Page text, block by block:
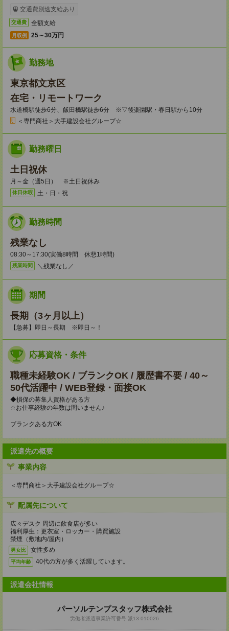
交通費別途支給あり
交通費 全額支給
月収例 25～30万円
勤務地
東京都文京区
在宅・リモートワーク
水道橋駅徒歩6分、飯田橋駅徒歩6分 ※▽後楽園駅・春日駅から10分
＜専門商社＞大手建設会社グループ☆
勤務曜日
土日祝休
月～金（週5日） ※土日祝休み
休日休暇 土・日・祝
勤務時間
残業なし
08:30～17:30(実働8時間 休憩1時間)
残業時間 ＼残業なし／
期間
長期（3ヶ月以上）
【急募】即日～長期 ※即日～！
応募資格・条件
職種未経験OK / ブランクOK / 履歴書不要 / 40～
50代活躍中 / WEB登録・面接OK
◆損保の募集人資格がある方
☆お仕事経験の年数は問いません♪
ブランクある方OK
派遣先の概要
事業内容
＜専門商社＞大手建設会社グループ☆
配属先について
広々デスク 周辺に飲食店が多い
福利厚生：更衣室・ロッカー・購買施設
禁煙（敷地内/屋内）
男女比 女性多め
平均年齢 40代の方が多く活躍しています。
派遣会社情報
パーソルテンプスタッフ株式会社
労働者派遣事業許可番号:派13-010026